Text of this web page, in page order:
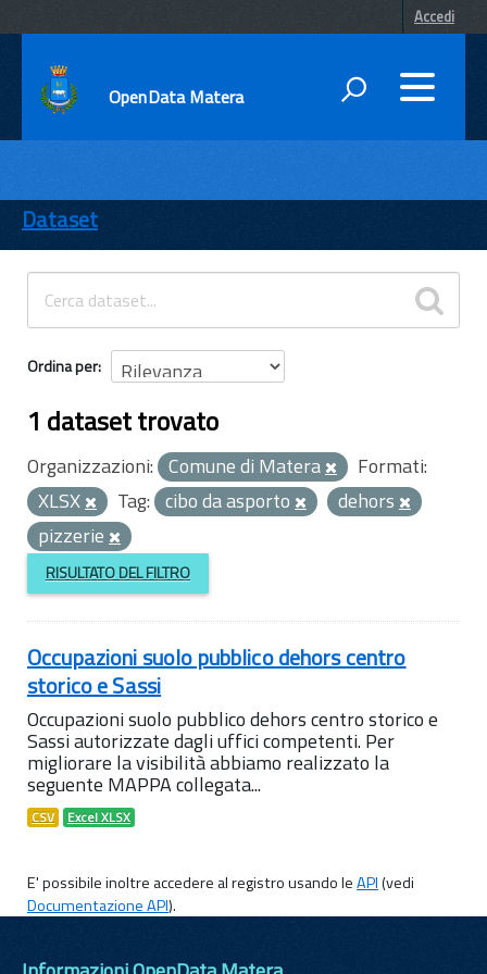
Accedi
OpenData Matera
ENTI
TEMI
INFORMAZIONI
Dataset
Ordina per
1 dataset trovato
Organizzazioni: Comune di Matera
Formati:
XLSX
Tag: cibo da asporto
dehors
pizzerie
RISULTATO DEL FILTRO
Occupazioni suolo pubblico dehors centro
storico e Sassi
Occupazioni suolo pubblico dehors centro storico e
Sassi autorizzate dagli uffici competenti. Per
migliorare la visibilità abbiamo realizzato la
seguente MAPPA collegata...
CSV Excel XLSX
E' possibile inoltre accedere al registro usando leAPI(vedi
Documentazione API).